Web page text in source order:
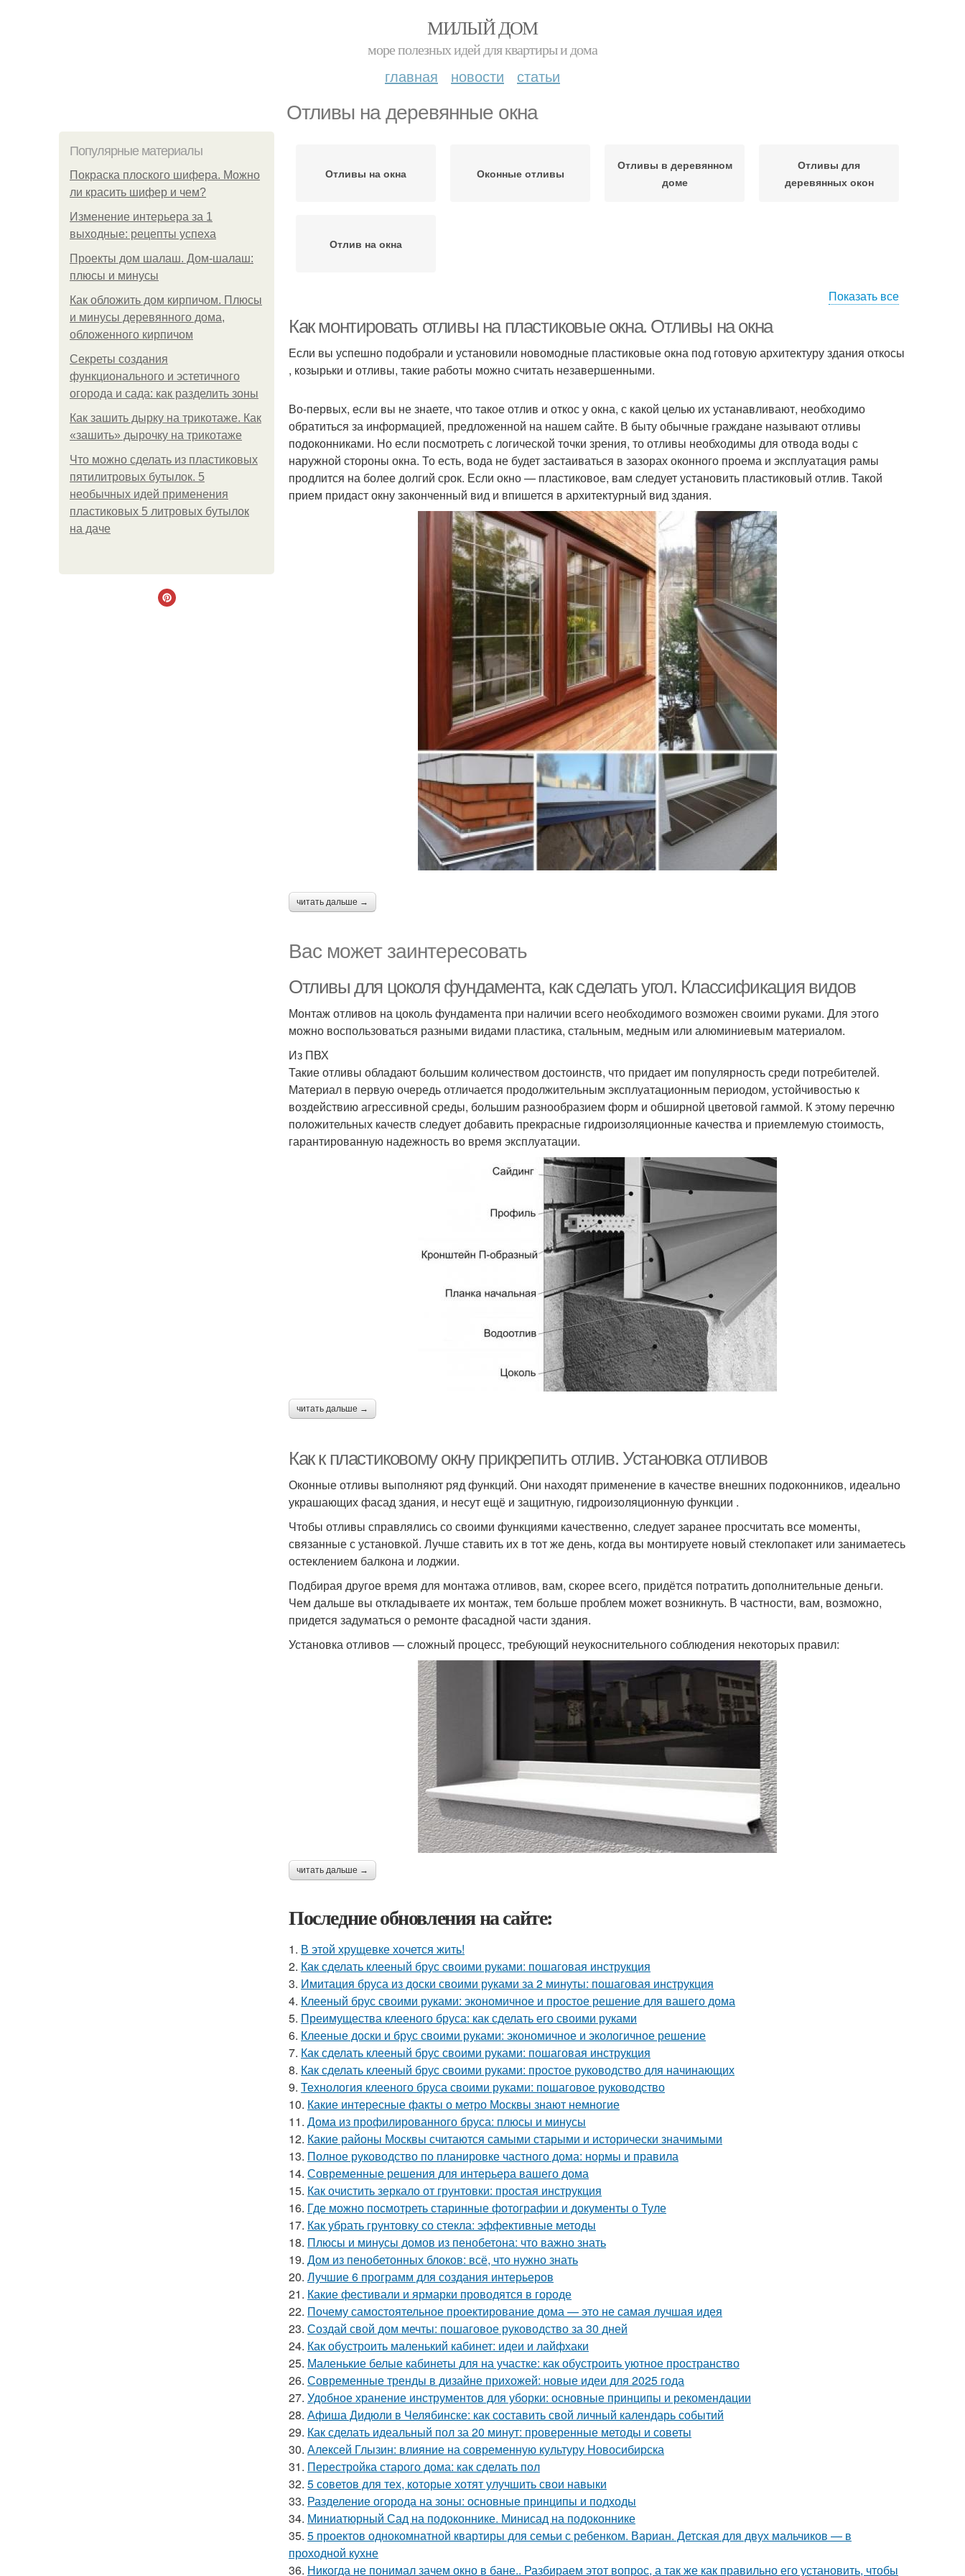
МИЛЫЙ ДОМ
море полезных идей для квартиры и дома
главная новости статьи
Отливы на деревянные окна
Популярные материалы
Покраска плоского шифера. Можно
ли красить шифер и чем?
Изменение интерьера за 1
выходные: рецепты успеха
Проекты дом шалаш. Дом-шалаш:
плюсы и минусы
Как обложить дом кирпичом. Плюсы
и минусы деревянного дома,
обложенного кирпичом
Секреты создания
функционального и эстетичного
огорода и сада: как разделить зоны
Как зашить дырку на трикотаже. Как
«зашить» дырочку на трикотаже
Что можно сделать из пластиковых
пятилитровых бутылок. 5
необычных идей применения
пластиковых 5 литровых бутылок
на даче
Отливы на окна Оконные отливы
Отливы в деревянном
доме
Отливы для
деревянных окон
Отлив на окна
Показать все
Как монтировать отливы на пластиковые окна. Отливы на окна
Если вы успешно подобрали и установили новомодные пластиковые окна под готовую архитектуру здания откосы
, козырьки и отливы, такие работы можно считать незавершенными.
Во-первых, если вы не знаете, что такое отлив и откос у окна, с какой целью их устанавливают, необходимо
обратиться за информацией, предложенной на нашем сайте. В быту обычные граждане называют отливы
подоконниками. Но если посмотреть с логической точки зрения, то отливы необходимы для отвода воды с
наружной стороны окна. То есть, вода не будет застаиваться в зазорах оконного проема и эксплуатация рамы
продлится на более долгий срок. Если окно — пластиковое, вам следует установить пластиковый отлив. Такой
прием придаст окну законченный вид и впишется в архитектурный вид здания.
читать дальше →
Вас может заинтересовать
Отливы для цоколя фундамента, как сделать угол. Классификация видов
Монтаж отливов на цоколь фундамента при наличии всего необходимого возможен своими руками. Для этого
можно воспользоваться разными видами пластика, стальным, медным или алюминиевым материалом.
Из ПВХ
Такие отливы обладают большим количеством достоинств, что придает им популярность среди потребителей.
Материал в первую очередь отличается продолжительным эксплуатационным периодом, устойчивостью к
воздействию агрессивной среды, большим разнообразием форм и обширной цветовой гаммой. К этому перечню
положительных качеств следует добавить прекрасные гидроизоляционные качества и приемлемую стоимость,
гарантированную надежность во время эксплуатации.
читать дальше →
Как к пластиковому окну прикрепить отлив. Установка отливов
Оконные отливы выполняют ряд функций. Они находят применение в качестве внешних подоконников, идеально
украшающих фасад здания, и несут ещё и защитную, гидроизоляционную функции .
Чтобы отливы справлялись со своими функциями качественно, следует заранее просчитать все моменты,
связанные с установкой. Лучше ставить их в тот же день, когда вы монтируете новый стеклопакет или занимаетесь
остеклением балкона и лоджии.
Подбирая другое время для монтажа отливов, вам, скорее всего, придётся потратить дополнительные деньги.
Чем дальше вы откладываете их монтаж, тем больше проблем может возникнуть. В частности, вам, возможно,
придется задуматься о ремонте фасадной части здания.
Установка отливов — сложный процесс, требующий неукоснительного соблюдения некоторых правил:
читать дальше →
Последние обновления на сайте:
1. В этой хрущевке хочется жить!
2. Как сделать клееный брус своими руками: пошаговая инструкция
3. Имитация бруса из доски своими руками за 2 минуты: пошаговая инструкция
4. Клееный брус своими руками: экономичное и простое решение для вашего дома
5. Преимущества клееного бруса: как сделать его своими руками
6. Клееные доски и брус своими руками: экономичное и экологичное решение
7. Как сделать клееный брус своими руками: пошаговая инструкция
8. Как сделать клееный брус своими руками: простое руководство для начинающих
9. Технология клееного бруса своими руками: пошаговое руководство
10. Какие интересные факты о метро Москвы знают немногие
11. Дома из профилированного бруса: плюсы и минусы
12. Какие районы Москвы считаются самыми старыми и исторически значимыми
13. Полное руководство по планировке частного дома: нормы и правила
14. Современные решения для интерьера вашего дома
15. Как очистить зеркало от грунтовки: простая инструкция
16. Где можно посмотреть старинные фотографии и документы о Туле
17. Как убрать грунтовку со стекла: эффективные методы
18. Плюсы и минусы домов из пенобетона: что важно знать
19. Дом из пенобетонных блоков: всё, что нужно знать
20. Лучшие 6 программ для создания интерьеров
21. Какие фестивали и ярмарки проводятся в городе
22. Почему самостоятельное проектирование дома — это не самая лучшая идея
23. Создай свой дом мечты: пошаговое руководство за 30 дней
24. Как обустроить маленький кабинет: идеи и лайфхаки
25. Маленькие белые кабинеты для на участке: как обустроить уютное пространство
26. Современные тренды в дизайне прихожей: новые идеи для 2025 года
27. Удобное хранение инструментов для уборки: основные принципы и рекомендации
28. Афиша Дидюли в Челябинске: как составить свой личный календарь событий
29. Как сделать идеальный пол за 20 минут: проверенные методы и советы
30. Алексей Глызин: влияние на современную культуру Новосибирска
31. Перестройка старого дома: как сделать пол
32. 5 советов для тех, которые хотят улучшить свои навыки
33. Разделение огорода на зоны: основные принципы и подходы
34. Миниатюрный Сад на подоконнике. Минисад на подоконнике
35. 5 проектов однокомнатной квартиры для семьи с ребенком. Вариан. Детская для двух мальчиков — в
проходной кухне
36. Никогда не понимал зачем окно в бане.. Разбираем этот вопрос, а так же как правильно его установить, чтобы